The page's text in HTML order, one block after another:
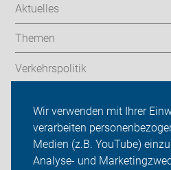
Wir verwenden mit Ihrer
verarbeiten
Medien (z.B. YouTube)
Analyse- und
Aktuelles
Themen
Verkehrspolitik
ADFC Aurich
Sei dabei